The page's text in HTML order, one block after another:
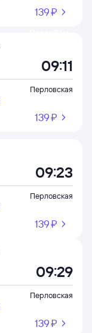
139 ⁠₽
09:11
Перловская
139 ⁠₽
09:23
Перловская
139 ⁠₽
09:29
Перловская
139 ⁠₽